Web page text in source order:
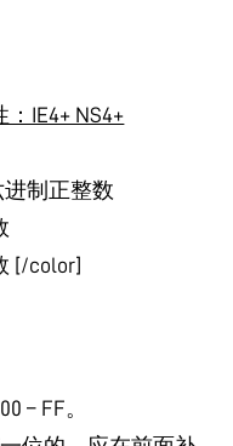
IE4+ NS4+
进制正整数
[/color]
– FF。